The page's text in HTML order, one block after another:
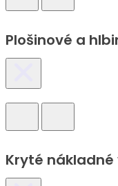
Plošinové a
Kryté